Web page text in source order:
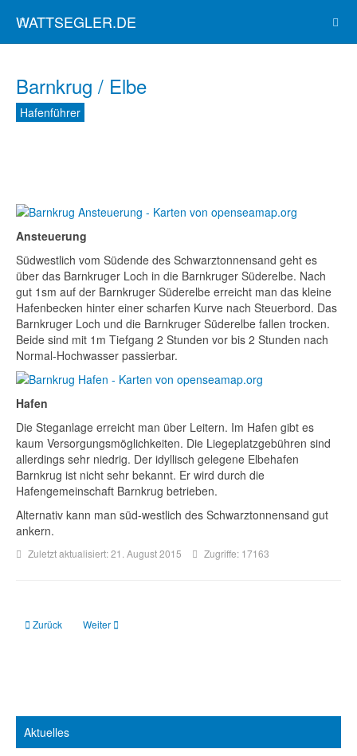
WATTSEGLER.DE
Barnkrug / Elbe
Hafenführer
Ansteuerung
Südwestlich vom Südende des Schwarztonnensand geht es
über das Barnkruger Loch in die Barnkruger Süderelbe. Nach
gut 1sm auf der Barnkruger Süderelbe erreicht man das kleine
Hafenbecken hinter einer scharfen Kurve nach Steuerbord. Das
Barnkruger Loch und die Barnkruger Süderelbe fallen trocken.
Beide sind mit 1m Tiefgang 2 Stunden vor bis 2 Stunden nach
Normal-Hochwasser passierbar.
Hafen
Die Steganlage erreicht man über Leitern. Im Hafen gibt es
kaum Versorgungsmöglichkeiten. Die Liegeplatzgebühren sind
allerdings sehr niedrig. Der idyllisch gelegene Elbehafen
Barnkrug ist nicht sehr bekannt. Er wird durch die
Hafengemeinschaft Barnkrug betrieben.
Alternativ kann man süd-westlich des Schwarztonnensand gut
ankern.
Zuletzt aktualisiert: 21. August 2015 Zugriffe: 17163
Vorheriger Beitrag: Baltrum
Zurück Nächster Beitrag: Bensersiel
Weiter
Aktuelles